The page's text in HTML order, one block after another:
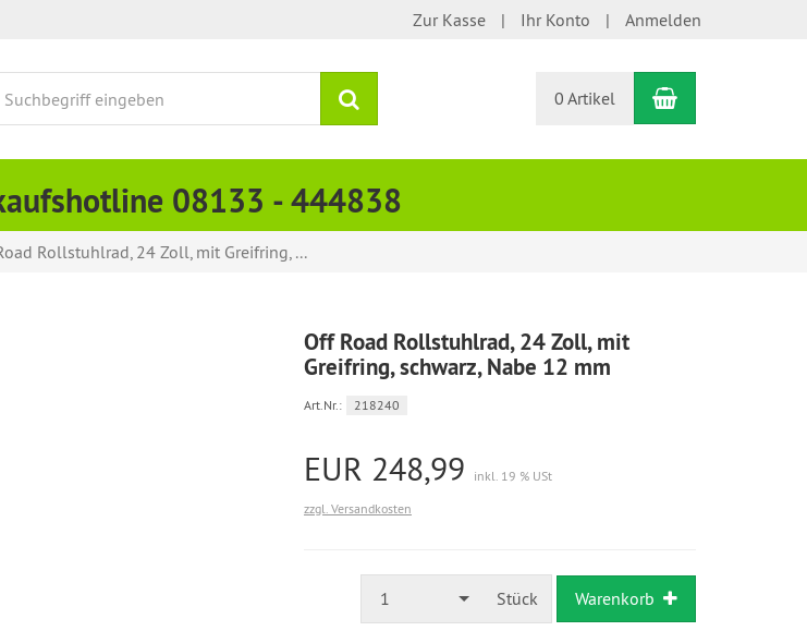
Zur Kasse Ihr Konto Anmelden
0 Artikel Warenkorb
08133 - 444838
Rollstuhlrad, 24 Zoll, mit Greifring, ...
Off Road Rollstuhlrad, 24 Zoll, mit
Greifring, schwarz, Nabe 12 mm
Art.Nr.: 218240
EUR 248,99
inkl. 19 % USt
zzgl. Versandkosten
1 Stück Warenkorb